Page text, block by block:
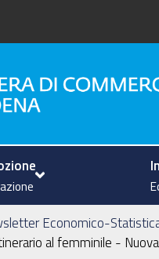
di Modena
Economico-
al femminile -